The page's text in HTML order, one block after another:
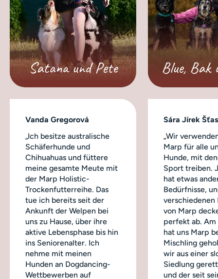
Satana und Pete
Vanda Gregorová
„Ich besitze australische
Schäferhunde und
Chihuahuas und füttere
meine gesamte Meute mit
der Marp Holistic-
Trockenfutterreihe. Das
tue ich bereits seit der
Ankunft der Welpen bei
uns zu Hause, über ihre
aktive Lebensphase bis hin
ins Seniorenalter. Ich
nehme mit meinen
Hunden an Dogdancing-
Wettbewerben auf
Blue, Bak
Sára Jírek
„Wir
Marp für alle
Hunde, mit
Sport treiben.
hat etwas
Bedürfnisse,
verschiedenen
von Marp
perfekt ab.
hat uns Marp
Mischling
wir aus einer
Siedlung
und der seit